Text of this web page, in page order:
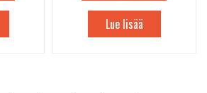
Lue lisää